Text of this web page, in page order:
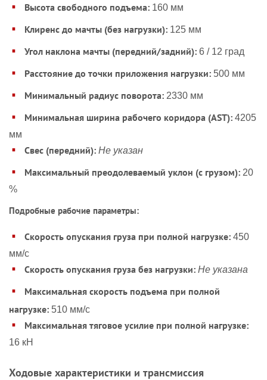
Высота свободного подъема: 160 мм
Клиренс до мачты (без нагрузки): 125 мм
Угол наклона мачты (передний/задний): 6 / 12 град
Расстояние до точки приложения нагрузки: 500 мм
Минимальный радиус поворота: 2330 мм
Минимальная ширина рабочего коридора (AST): 4205
мм
Свес (передний): Не указан
Максимальный преодолеваемый уклон (с грузом): 20
%
Подробные рабочие параметры:
Скорость опускания груза при полной нагрузке: 450
мм/с
Скорость опускания груза без нагрузки: Не указана
Максимальная скорость подъема при полной
нагрузке: 510 мм/с
Максимальная тяговое усилие при полной нагрузке:
16 кН
Ходовые характеристики и трансмиссия